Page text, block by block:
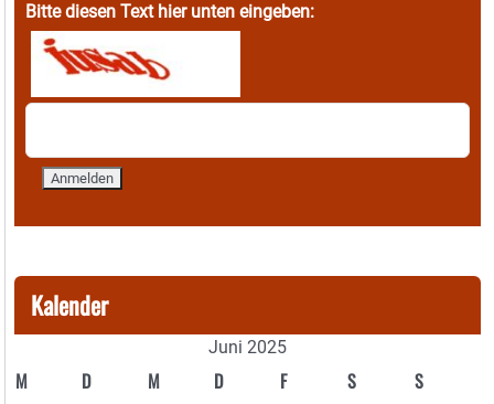
Bitte diesen Text hier unten eingeben:
Kalender
Juni 2025
M D M D F S S